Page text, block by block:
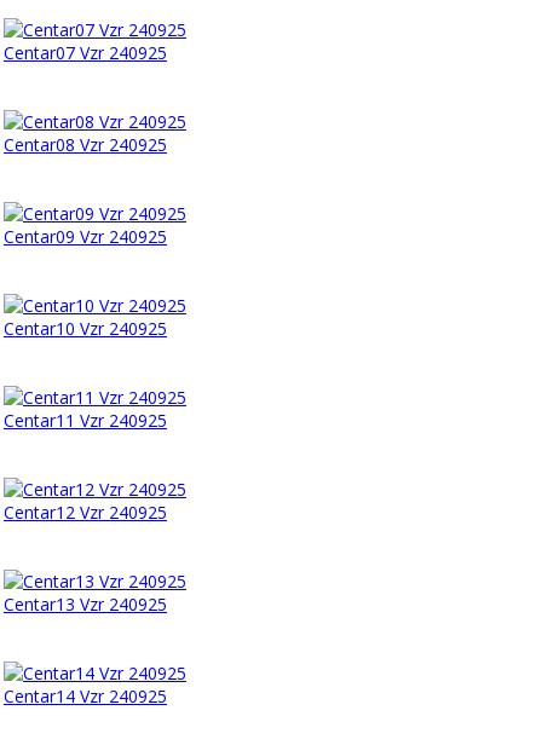
Centar07 Vzr 240925
Centar08 Vzr 240925
Centar09 Vzr 240925
Centar10 Vzr 240925
Centar11 Vzr 240925
Centar12 Vzr 240925
Centar13 Vzr 240925
Centar14 Vzr 240925